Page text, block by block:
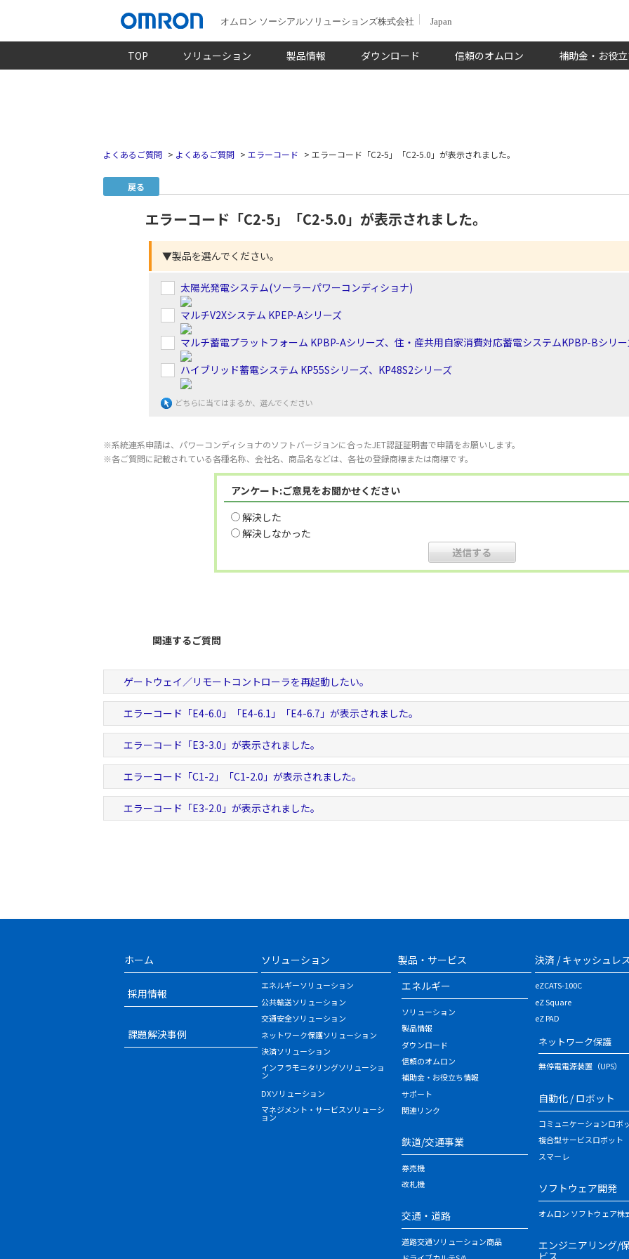
オムロン ソーシアルソリューションズ株式会社 Japan
TOP ソリューション 製品情報 ダウンロード 信頼のオムロン 補助金・お役
よくあるご質問 > よくあるご質問 > エラーコード > エラーコード「C2-5」「C2-5.0」が表示されました。
戻る
エラーコード「C2-5」「C2-5.0」が表示されました。
▼製品を選んでください。
太陽光発電システム(ソーラーパワーコンディショナ)
マルチV2Xシステム KPEP-Aシリーズ
マルチ蓄電プラットフォーム KPBP-Aシリーズ、住・産共用自家消費対応蓄電システムKPBP-Bシリ
ハイブリッド蓄電システム KP55Sシリーズ、KP48S2シリーズ
どちらに当てはまるか、選んでください
※系統連系申請は、パワーコンディショナのソフトバージョンに合ったJET認証証明書で申請をお願いします。
※各ご質問に記載されている各種名称、会社名、商品名などは、各社の登録商標または商標です。
アンケート:ご意見をお聞かせください
解決した
解決しなかった
関連するご質問
ゲートウェイ／リモートコントローラを再起動したい。
エラーコード「E4-6.0」「E4-6.1」「E4-6.7」が表示されました。
エラーコード「E3-3.0」が表示されました。
エラーコード「C1-2」「C1-2.0」が表示されました。
エラーコード「E3-2.0」が表示されました。
ホーム
採用情報
課題解決事例
ソリューション
エネルギーソリューション
公共輸送ソリューション
交通安全ソリューション
ネットワーク保護ソリューション
決済ソリューション
インフラモニタリングソリューショ
ン
DXソリューション
マネジメント・サービスソリューシ
ョン
製品・サービス
エネルギー
ソリューション
製品情報
ダウンロード
信頼のオムロン
補助金・お役立ち情報
サポート
関連リンク
鉄道/交通事業
券売機
改札機
交通・道路
道路交通ソリューション商品
決済 / キャッシュレ
eZCATS-100C
eZ Square
eZ PAD
ネットワーク保護
無停電電源装置（UPS）
自動化 / ロボット
コミュニケーションロボ
複合型サービスロボット
スマーレ
ソフトウェア開発
オムロン ソフトウェア株
エンジニアリング/